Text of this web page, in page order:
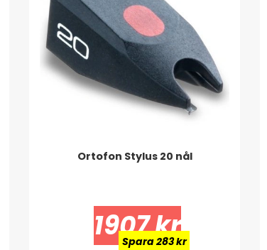
Ortofon Stylus 20 nål
1907 kr
Spara 283 kr